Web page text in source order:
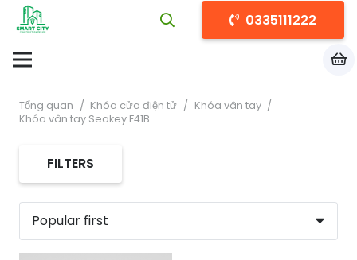
0335111222
Tổng quan / Khóa cửa điện tử / Khóa vân tay /
Khóa vân tay Seakey F41B
FILTERS